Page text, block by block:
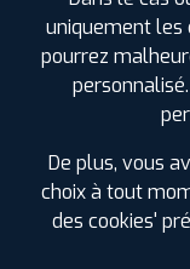
Remplacement
Habilitation
Montage pneus
Accès
Révision
Essuie-glace
Intervention
uniquement les
pourrez
De plus, vous
choix à tout
des cookies'